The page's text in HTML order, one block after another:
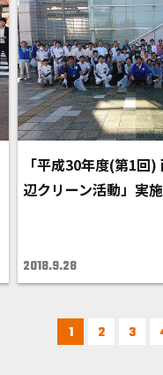
「平成30年度(第1回
辺クリーン活動」実
2018.9.28
1 2 3